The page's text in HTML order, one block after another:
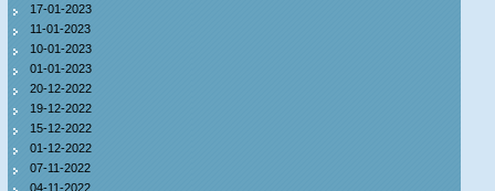
17-01-2023
11-01-2023
10-01-2023
01-01-2023
20-12-2022
19-12-2022
15-12-2022
01-12-2022
07-11-2022
04-11-2022